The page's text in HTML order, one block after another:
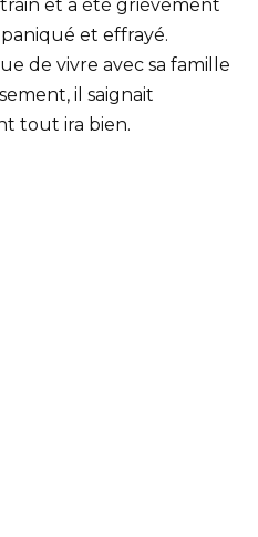
et a été grièvement
et effrayé.
de vivre avec sa famille
il saignait
tout ira bien.